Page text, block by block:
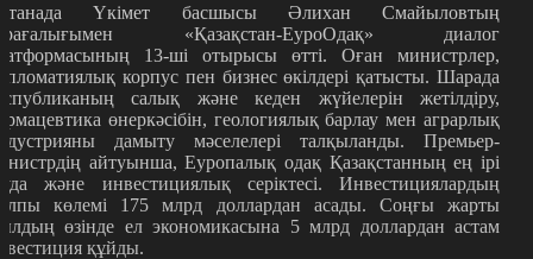
Үкімет басшысы Әлихан Смайыловтың
«Қазақстан-ЕуроОдақ» диалог
13-ші отырысы өтті. Оған министрлер,
корпус пен бизнес өкілдері қатысты. Шарада
салық және кеден жүйелерін жетілдіру,
өнеркәсібін, геологиялық барлау мен аграрлық
дамыту мәселелері талқыланды. Премьер-
айтуынша, Еуропалық одақ Қазақстанның ең ірі
және инвестициялық серіктесі. Инвестициялардың
көлемі 175 млрд доллардан асады. Соңғы жарты
өзінде ел экономикасына 5 млрд доллардан астам
құйды.